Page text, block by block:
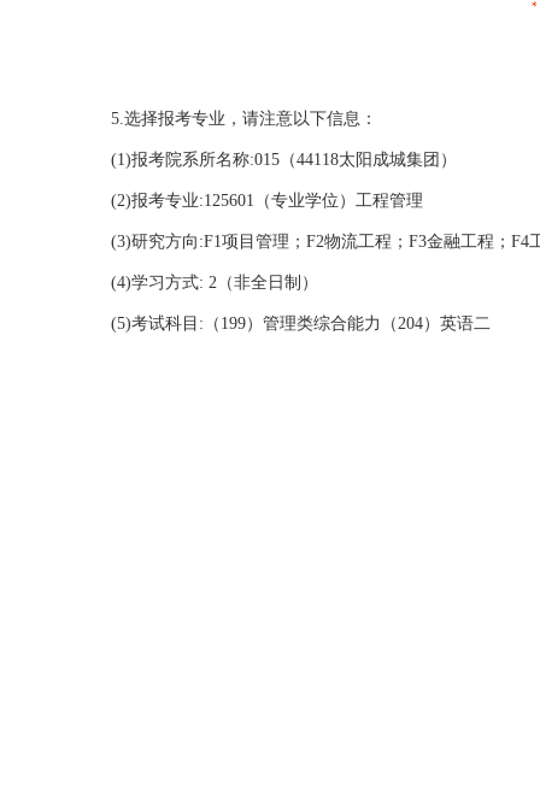
5.选择报考专业，请注意以下信息：
(1)报考院系所名称:015（44118太阳成城集团）
(2)报考专业:125601（专业学位）工程管理
(3)研究方向:F1项目管理；F2物流工程；F3金融工程；F4
(4)学习方式: 2（非全日制）
(5)考试科目:（199）管理类综合能力（204）英语二